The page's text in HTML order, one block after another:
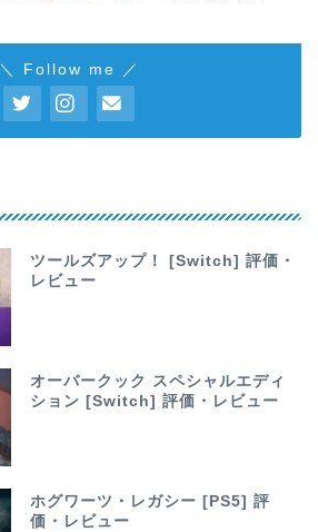
＼ Follow me ／
ツールズアップ！ [Switch] 評価・
レビュー
オーバークック スペシャルエディ
ション [Switch] 評価・レビュー
ホグワーツ・レガシー [PS5] 評
価・レビュー